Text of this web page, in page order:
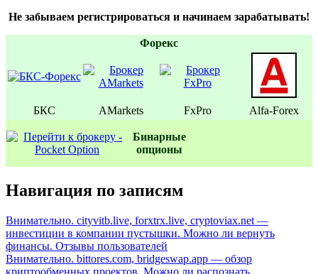
Не забываем регистрироваться и начинаем зарабатывать!
Форекс
БКС AMarkets FxPro Alfa-Forex
Бинаpные
oпционы
Навигация по записям
Внимательно. cityvitb.live, forxtrx.live, cryptoviax.net —
инвестиции в компании пустышки. Можно ли вернуть
финансы. Отзывы пользователей
Внимательно. bittores.com, bridgeswap.app — обзор
криптообменных проектов. Можно ли распознать